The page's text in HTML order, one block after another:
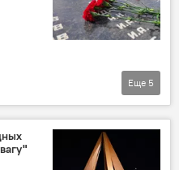
войне
оккупация
Еще 5